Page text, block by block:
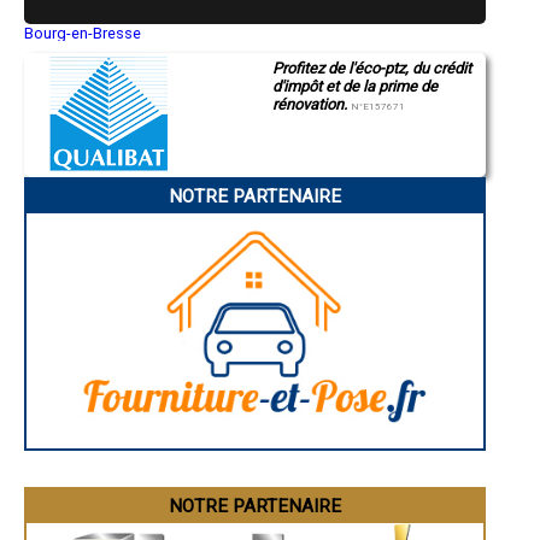
- Entreprise de rénovation immobilière à Condat
- Entreprise de rénovation immobilière à Vergne
- Entreprise de rénovation immobilière à Cavagnac
- Entreprise de rénovation immobilière à Flaugnac
- Entreprise de rénovation immobilière à Cieurac
- Entreprise de rénovation immobilière à Girac
- Entreprise de rénovation immobilière à Vers
- Entreprise de rénovation immobilière à Pern
- Entreprise de rénovation immobilière à Saint-Denis-lès-Martel
- Entreprise de rénovation immobilière à Miers
- Entreprise de rénovation immobilière à Baladou
- Entreprise de rénovation immobilière à Peyrilles
- Entreprise de rénovation immobilière à Vire-sur-Lot
- Entreprise de rénovation immobilière à Villesèque
- Entreprise de rénovation immobilière à Molières
- Entreprise de rénovation immobilière à Calamane
- Entreprise de rénovation immobilière à Camburat
- Entreprise de rénovation immobilière à Marminiac
- Entreprise de rénovation immobilière à Saint-Jean-Lespinasse
- Entreprise de rénovation immobilière à Saint-Projet
- Entreprise de rénovation immobilière à Cambes
Bourg-en-Bresse
Montluçon
Manosque
Gap
Charleville-Mézières
Pamiers
Narbonne
Saint-Brieuc
Besançon
Évreux
Brest
Profitez de l'éco-ptz, du crédit
d'impôt et de la prime de
rénovation. N°E157671
NOTRE PARTENAIRE
NOTRE PARTENAIRE